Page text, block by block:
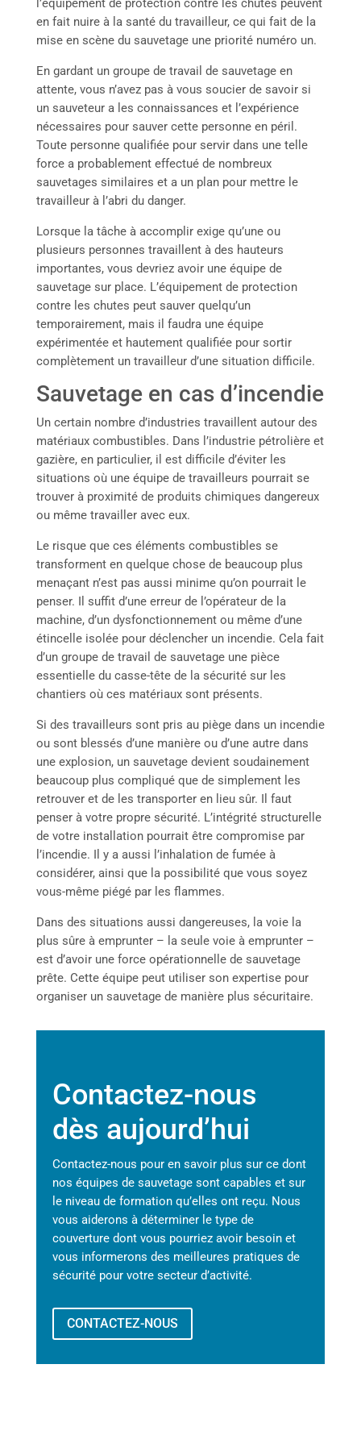
l’équipement de protection contre les chutes peuvent
en fait nuire à la santé du travailleur, ce qui fait de la
mise en scène du sauvetage une priorité numéro un.
En gardant un groupe de travail de sauvetage en
attente, vous n’avez pas à vous soucier de savoir si
un sauveteur a les connaissances et l’expérience
nécessaires pour sauver cette personne en péril.
Toute personne qualifiée pour servir dans une telle
force a probablement effectué de nombreux
sauvetages similaires et a un plan pour mettre le
travailleur à l’abri du danger.
Lorsque la tâche à accomplir exige qu’une ou
plusieurs personnes travaillent à des hauteurs
importantes, vous devriez avoir une équipe de
sauvetage sur place. L’équipement de protection
contre les chutes peut sauver quelqu’un
temporairement, mais il faudra une équipe
expérimentée et hautement qualifiée pour sortir
complètement un travailleur d’une situation difficile.
Sauvetage en cas d’incendie
Un certain nombre d’industries travaillent autour des
matériaux combustibles. Dans l’industrie pétrolière et
gazière, en particulier, il est difficile d’éviter les
situations où une équipe de travailleurs pourrait se
trouver à proximité de produits chimiques dangereux
ou même travailler avec eux.
Le risque que ces éléments combustibles se
transforment en quelque chose de beaucoup plus
menaçant n’est pas aussi minime qu’on pourrait le
penser. Il suffit d’une erreur de l’opérateur de la
machine, d’un dysfonctionnement ou même d’une
étincelle isolée pour déclencher un incendie. Cela fait
d’un groupe de travail de sauvetage une pièce
essentielle du casse-tête de la sécurité sur les
chantiers où ces matériaux sont présents.
Si des travailleurs sont pris au piège dans un incendie
ou sont blessés d’une manière ou d’une autre dans
une explosion, un sauvetage devient soudainement
beaucoup plus compliqué que de simplement les
retrouver et de les transporter en lieu sûr. Il faut
penser à votre propre sécurité. L’intégrité structurelle
de votre installation pourrait être compromise par
l’incendie. Il y a aussi l’inhalation de fumée à
considérer, ainsi que la possibilité que vous soyez
vous-même piégé par les flammes.
Dans des situations aussi dangereuses, la voie la
plus sûre à emprunter – la seule voie à emprunter –
est d’avoir une force opérationnelle de sauvetage
prête. Cette équipe peut utiliser son expertise pour
organiser un sauvetage de manière plus sécuritaire.
Contactez-nous
dès aujourd’hui
Contactez-nous pour en savoir plus sur ce dont
nos équipes de sauvetage sont capables et sur
le niveau de formation qu’elles ont reçu. Nous
vous aiderons à déterminer le type de
couverture dont vous pourriez avoir besoin et
vous informerons des meilleures pratiques de
sécurité pour votre secteur d’activité.
CONTACTEZ-NOUS